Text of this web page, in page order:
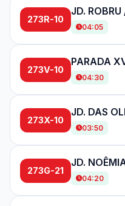
273R-10
04:05
273V-10
04:30
273X-10
03:50
273G-21
04:20